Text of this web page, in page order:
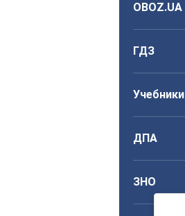
OBOZ.UA
ГДЗ
Учебники
ДПА
ЗНО